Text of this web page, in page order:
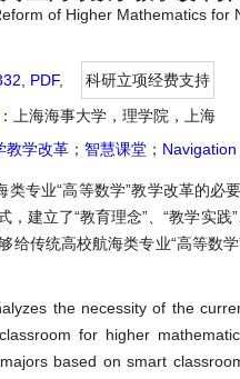
of Higher Mathematics
PDF,
科研立项经费支持
：上海海事大学，理学院，上海
教学改革 ； 智慧课堂 ；
类专业“高等数学”教学改革的
，建立了“教育理念”、“教学实
给传统高校航海类专业“高等数
the necessity of the
for higher
based on smart